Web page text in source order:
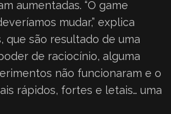
aumentadas. “O game
mudar,” explica
que são resultado de uma
de raciocínio, alguma
não funcionaram e o
rápidos, fortes e letais… uma